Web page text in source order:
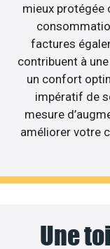
mieux protégée
factures
contribuent à
un confort
impératif de
mesure
améliorer votre
Une